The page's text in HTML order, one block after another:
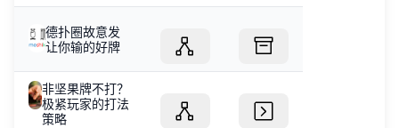
德扑圈故意发
让你输的好牌
非坚果牌不打？
极紧玩家的打法
策略